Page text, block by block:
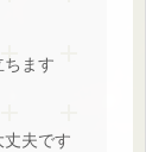
ちます
夫です